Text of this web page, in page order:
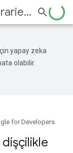
Chrome, Web Dev Libraries, and Guides - Google for Developers
yapay zeka
olabilir.
for Developers